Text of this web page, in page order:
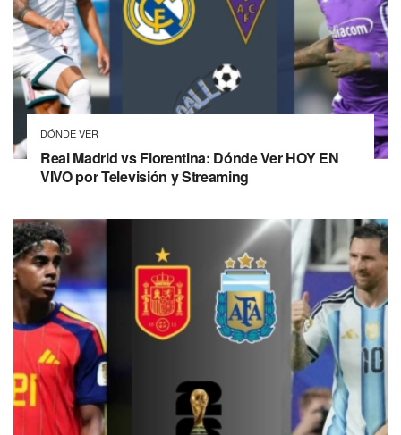
DÓNDE VER
Real Madrid vs Fiorentina: Dónde Ver HOY EN
VIVO por Televisión y Streaming